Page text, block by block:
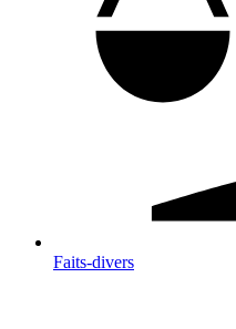
Faits-divers